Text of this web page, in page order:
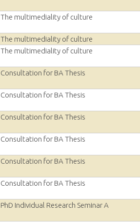
The multimediality of culture
The multimediality of culture
The multimediality of culture
Consultation for BA Thesis
Consultation for BA Thesis
Consultation for BA Thesis
Consultation for BA Thesis
Consultation for BA Thesis
Consultation for BA Thesis
PhD Individual Research Seminar A